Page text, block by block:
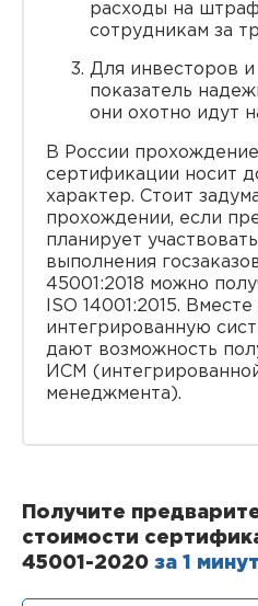
расходы на
сотрудникам за
Для инвесторов
показатель
они охотно идут
В России
сертификации носит
характер. Стоит
прохождении, если
планирует
выполнения
45001:2018 можно
ISO 14001:2015.
интегрированную
дают возможность
ИСМ
менеджмента).
Получите
стоимости
45001-2020 за 1